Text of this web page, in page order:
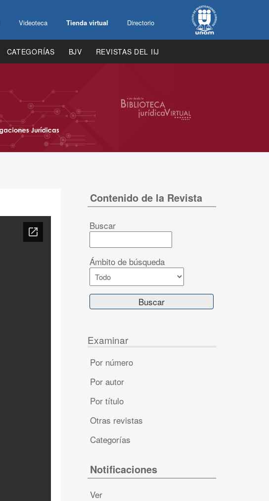
Videoteca Tienda virtual Directorio
CATEGORÍAS BJV REVISTAS DEL IIJ
Contenido de la Revista
Buscar
Ámbito de búsqueda
Examinar
Por número
Por autor
Por título
Otras revistas
Categorías
Notificaciones
Ver